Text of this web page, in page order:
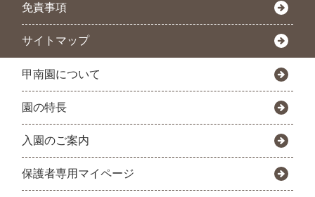
免責事項
サイトマップ
甲南園について
園の特長
入園のご案内
保護者専用マイページ